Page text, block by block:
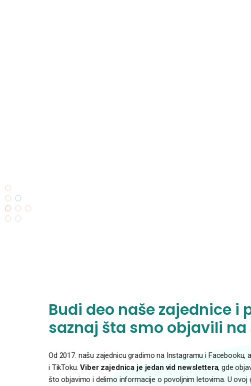
Budi deo naše zajednice i
saznaj šta smo objavili
Od 2017. našu zajednicu gradimo na Instagramu i Facebooku,
i TikToku.Viber zajednica je jedan vid newslettera, gde
što objavimo i delimo informacije o povoljnim letovima. U ovoj